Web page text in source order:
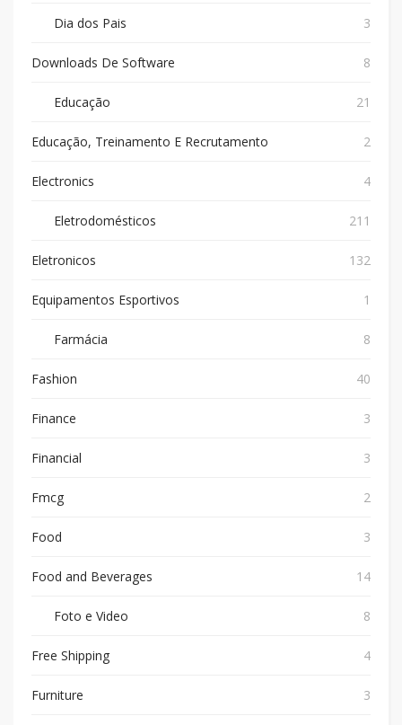
Dia dos Pais 3
Downloads De Software 8
Educação 21
Educação, Treinamento E Recrutamento 2
Electronics 4
Eletrodomésticos 211
Eletronicos 132
Equipamentos Esportivos 1
Farmácia 8
Fashion 40
Finance 3
Financial 3
Fmcg 2
Food 3
Food and Beverages 14
Foto e Video 8
Free Shipping 4
Furniture 3